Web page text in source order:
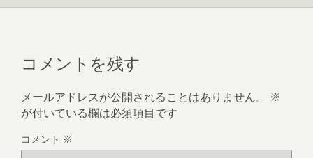
コメントを残す
メールアドレスが公開されることはありません。
※
が付いている欄は必須項目です
コメント ※